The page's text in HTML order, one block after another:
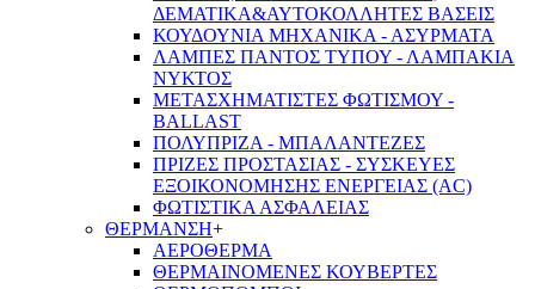
ΔΕΜΑΤΙΚΑ&ΑΥΤΟΚΟΛΛΗΤΕΣ ΒΑΣΕΙΣ
ΚΟΥΔΟΥΝΙΑ ΜΗΧΑΝΙΚΑ - ΑΣΥΡΜΑΤΑ
ΛΑΜΠΕΣ ΠΑΝΤΟΣ ΤΥΠΟΥ - ΛΑΜΠΑΚΙΑ
ΝΥΚΤΟΣ
ΜΕΤΑΣΧΗΜΑΤΙΣΤΕΣ ΦΩΤΙΣΜΟΥ -
BALLAST
ΠΟΛΥΠΡΙΖΑ - ΜΠΑΛΑΝΤΕΖΕΣ
ΠΡΙΖΕΣ ΠΡΟΣΤΑΣΙΑΣ - ΣΥΣΚΕΥΕΣ
ΕΞΟΙΚΟΝΟΜΗΣΗΣ ΕΝΕΡΓΕΙΑΣ (AC)
ΦΩΤΙΣΤΙΚΑ ΑΣΦΑΛΕΙΑΣ
ΘΕΡΜΑΝΣΗ+
ΑΕΡΟΘΕΡΜΑ
ΘΕΡΜΑΙΝΟΜΕΝΕΣ ΚΟΥΒΕΡΤΕΣ